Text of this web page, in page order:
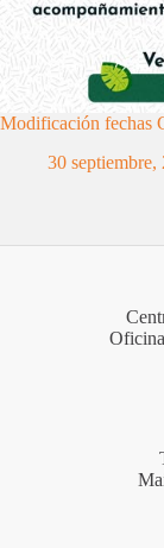
Modificación fechas
30 septiembre,